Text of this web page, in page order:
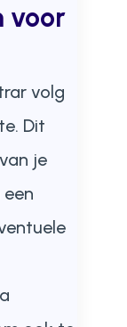
voor
volg
Dit
je